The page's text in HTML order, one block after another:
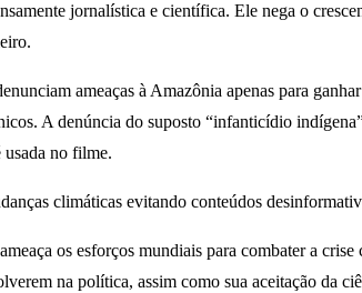
jornalística e científica. Ele nega o
ameaças à Amazônia apenas para
A denúncia do suposto “infanticídio
usada no filme.
climáticas evitando conteúdos
os esforços mundiais para combater a
na política, assim como sua aceitação da